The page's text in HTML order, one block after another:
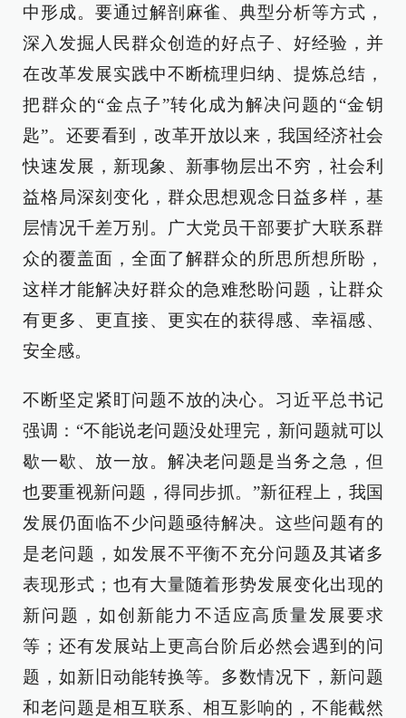
中形成。要通过解剖麻雀、典型分析等方式，
深入发掘人民群众创造的好点子、好经验，并
在改革发展实践中不断梳理归纳、提炼总结，
把群众的“金点子”转化成为解决问题的“金钥
匙”。还要看到，改革开放以来，我国经济社会
快速发展，新现象、新事物层出不穷，社会利
益格局深刻变化，群众思想观念日益多样，基
层情况千差万别。广大党员干部要扩大联系群
众的覆盖面，全面了解群众的所思所想所盼，
这样才能解决好群众的急难愁盼问题，让群众
有更多、更直接、更实在的获得感、幸福感、
安全感。
不断坚定紧盯问题不放的决心。习近平总书记
强调：“不能说老问题没处理完，新问题就可以
歇一歇、放一放。解决老问题是当务之急，但
也要重视新问题，得同步抓。”新征程上，我国
发展仍面临不少问题亟待解决。这些问题有的
是老问题，如发展不平衡不充分问题及其诸多
表现形式；也有大量随着形势发展变化出现的
新问题，如创新能力不适应高质量发展要求
等；还有发展站上更高台阶后必然会遇到的问
题，如新旧动能转换等。多数情况下，新问题
和老问题是相互联系、相互影响的，不能截然